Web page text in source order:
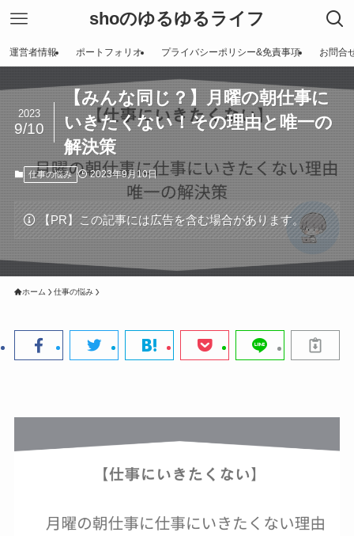
shoのゆるゆるライフ
運営者情報 ポートフォリオ プライバシーポリシー&免責事項 お問合
【みんな同じ？】月曜の朝仕事に
いきたくない！その理由と唯一の
解決策
2023
9/10
仕事の悩み 2023年9月10日
【PR】この記事には広告を含む場合があります。
ホーム 仕事の悩み